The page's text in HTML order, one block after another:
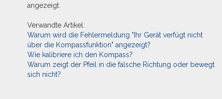
angezeigt.
Verwandte Artikel:
Warum wird die Fehlermeldung "Ihr Gerät verfügt nicht
über die Kompassfunktion" angezeigt?
Wie kalibriere ich den Kompass?
Warum zeigt der Pfeil in die falsche Richtung oder bewegt
sich nicht?